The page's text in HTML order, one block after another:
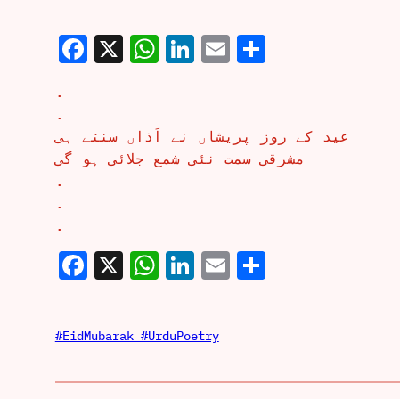
Facebook
X WhatsApp
LinkedIn
EmailShare
.
.
عید کے روز پریشاں نے اَذاں سنتے ہی
مشرقی سمت نئی شمع جلائی ہو گی
.
.
.
Facebook
X WhatsApp
LinkedIn
EmailShare
#EidMubarak #UrduPoetry